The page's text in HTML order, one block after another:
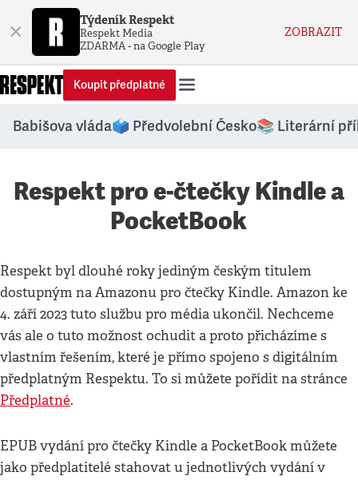
× Týdeník Respekt
Respekt Media
ZDARMA - na Google Play
ZOBRAZIT
Koupit předplatné
Babišova vláda🗳️ Předvolební Česko📚 Literární
Respekt pro e-čtečky Kindle a
PocketBook
Respekt byl dlouhé roky jediným českým titulem
dostupným na Amazonu pro čtečky Kindle. Amazon ke
4. září 2023 tuto službu pro média ukončil. Nechceme
vás ale o tuto možnost ochudit a proto přicházíme s
vlastním řešením, které je přímo spojeno s digitálním
předplatným Respektu. To si můžete pořídit na stránce
Předplatné.
EPUB vydání pro čtečky Kindle a PocketBook můžete
jako předplatitelé stahovat u jednotlivých vydání v